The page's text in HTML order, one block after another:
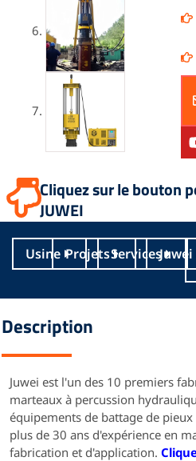
Cliquez sur le bouton
JUWEI
Usine ProjetsServicesJuwei
Description
Juwei est l'un des 10 premiers
marteaux à percussion
équipements de battage de
plus de 30 ans d'expérience en
fabrication et d'application.